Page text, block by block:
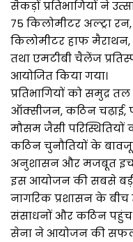
सैकड़ों प्रतिभागियों ने
75 किलोमीटर अल्ट्रा
किलोमीटर हाफ मैराथन,
तथा एमटीबी चैलेंज
आयोजित किया गया।
प्रतिभागियों को समुद्र
ऑक्सीजन, कठिन चढ़ाई,
मौसम जैसी
कठिन चुनौतियों के
अनुशासन और मजबूत
इस आयोजन की सबसे
नागरिक प्रशासन के बीच
संसाधनों और कठिन पहुंच
सेना ने आयोजन की